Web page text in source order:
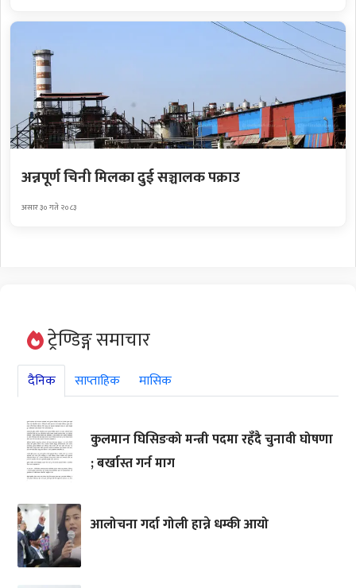
अन्नपूर्ण चिनी मिलका दुई सञ्चालक पक्राउ
असार ३० गते २०८३
ट्रेण्डिङ्ग समाचार
दैनिक साप्ताहिक मासिक
कुलमान घिसिङको मन्त्री पदमा रहँदै चुनावी घोषणा
; बर्खास्त गर्न माग
आलोचना गर्दा गोली हान्ने धम्की आयो